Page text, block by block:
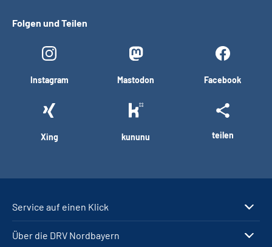
Folgen und Teilen
Instagram Mastodon Facebook
Xing kununu teilen
Service auf einen Klick
Über die DRV Nordbayern